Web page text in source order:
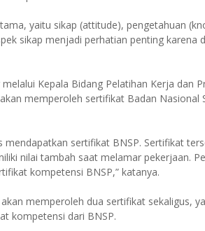
yaitu sikap (attitude), pengetahuan
sikap menjadi perhatian penting karena
Kepala Bidang Pelatihan Kerja dan
memperoleh sertifikat Badan Nasional
sertifikat BNSP. Sertifikat
nilai tambah saat melamar pekerjaan.
kompetensi BNSP,” katanya.
memperoleh dua sertifikat sekaligus,
kompetensi dari BNSP.